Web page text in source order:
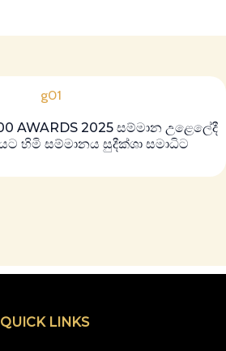
AWARDS 2025 සම්මාන උළෙලේදී
හිමි සම්මානය සුදීක්ශා සමාධිට
QUICK LINKS